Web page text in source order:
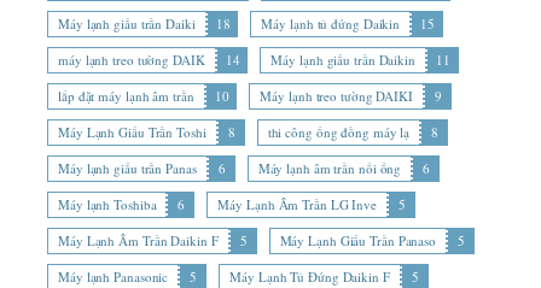
Máy lạnh giấu trần Daiki
18 Máy lạnh tủ đứng Daikin
15
máy lạnh treo tường DAIK
14 Máy lạnh giấu trần Daikin
11
lắp đặt máy lạnh âm trần
10 Máy lạnh treo tường DAIKI
9
Máy Lạnh Giấu Trần Toshi
8 thi công ống đồng máy lạ
8
Máy lạnh giấu trần Panas
6 Máy lạnh âm trần nối ống
6
Máy lạnh Toshiba
6 Máy Lạnh Âm Trần LG Inve
5
Máy Lạnh Âm Trần Daikin F
5 Máy Lạnh Giấu Trần Panaso
5
Máy lạnh Panasonic
5 Máy Lạnh Tủ Đứng Daikin F
5